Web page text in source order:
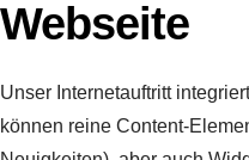
Webseite
Unser Internetauftritt
können reine Content-